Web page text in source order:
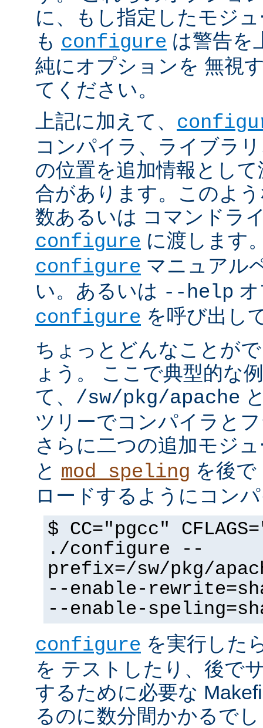
に、もし指定したモジ
も configure は警告を
純にオプションを 無視
てください。
上記に加えて、
コンパイラ、ライブラ
の位置を追加情報とし
合があります。このよ
数あるいは コマンドラ
configure に渡します
configure マニュアル
い。あるいは --help
configure を呼び出し
ちょっとどんなことが
ょう。 ここで典型的な
て、 /sw/pkg/apache
ツリーでコンパイラと
さらに二つの追加モジ
と mod_speling を後
ロードするようにコン
$ CC="pgcc"
./configure --
prefix=/sw/pkg/
--enable-
--enable-
configure を実行した
を テストしたり、後で
するために必要な
るのに数分間かかるで